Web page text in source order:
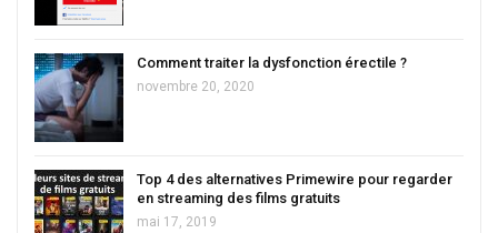
Comment traiter la dysfonction érectile ?
novembre 20, 2020
Top 4 des alternatives Primewire pour regarder
en streaming des films gratuits
mai 17, 2019